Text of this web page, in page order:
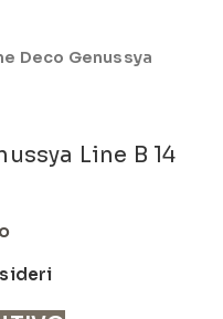
Deco Genussya
Line B 14